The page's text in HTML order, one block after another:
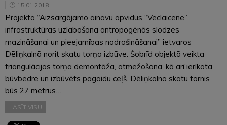
15.01.2018
Projekta “Aizsargājamo ainavu apvidus “Veclaicene”
infrastruktūras uzlabošana antropogēnās slodzes
mazināšanai un pieejamības nodrošināšanai” ietvaros
Dēliņkalnā norit skatu torņa izbūve. Šobrīd objektā veikta
triangulācijas torņa demontāža, atmežošana, kā arī ierīkota
būvbedre un izbūvēts pagaidu ceļš. Dēliņkalna skatu tornis
būs 27 metrus…
LASĪT VISU